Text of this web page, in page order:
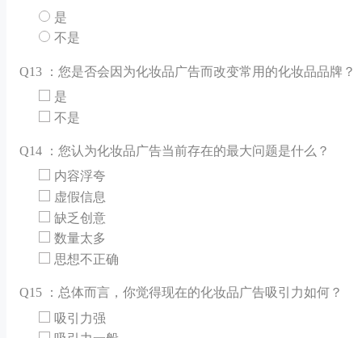
是
不是
Q13 ：您是否会因为化妆品广告而改变常用的化妆品品牌？
是
不是
Q14 ：您认为化妆品广告当前存在的最大问题是什么？
内容浮夸
虚假信息
缺乏创意
数量太多
思想不正确
Q15 ：总体而言，你觉得现在的化妆品广告吸引力如何？
吸引力强